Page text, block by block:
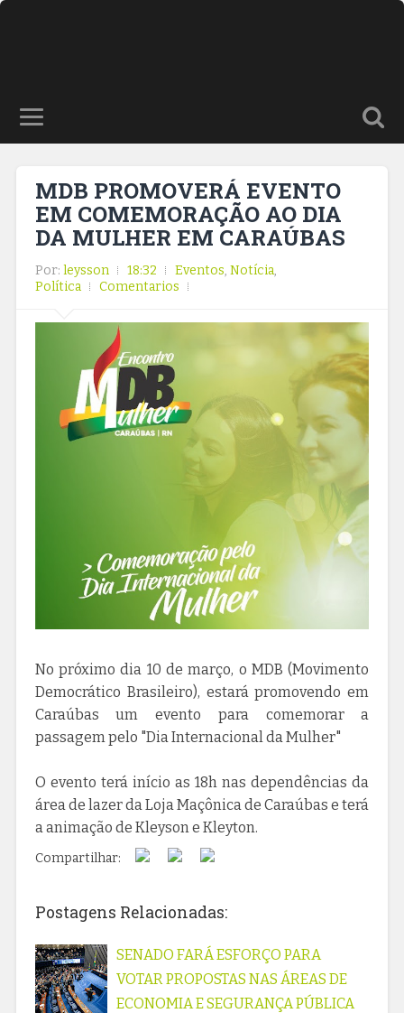
MDB PROMOVERÁ EVENTO
EM COMEMORAÇÃO AO DIA
DA MULHER EM CARAÚBAS
Por: leysson 18:32 Eventos, Notícia,
Política
Comentarios
No próximo dia 10 de março, o MDB (Movimento
Democrático Brasileiro), estará promovendo em
Caraúbas um evento para comemorar a
passagem pelo "Dia Internacional da Mulher"
O evento terá início as 18h nas dependências da
área de lazer da Loja Maçônica de Caraúbas e terá
a animação de Kleyson e Kleyton.
Compartilhar:
Postagens Relacionadas:
SENADO FARÁ ESFORÇO PARA
VOTAR PROPOSTAS NAS ÁREAS DE
ECONOMIA E SEGURANÇA PÚBLICA